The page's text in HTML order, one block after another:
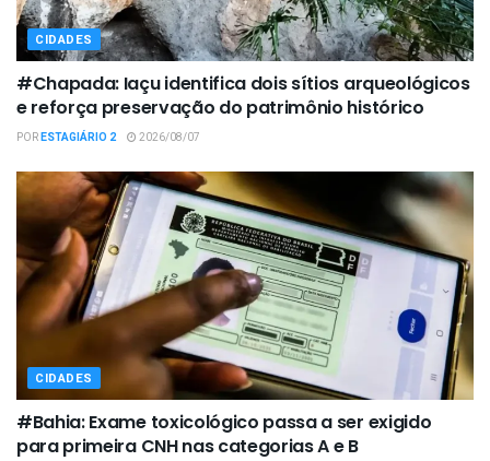
CIDADES
#Chapada: Iaçu identifica dois sítios arqueológicos
e reforça preservação do patrimônio histórico
PORESTAGIÁRIO 2 2026/08/07
CIDADES
#Bahia: Exame toxicológico passa a ser exigido
para primeira CNH nas categorias A e B